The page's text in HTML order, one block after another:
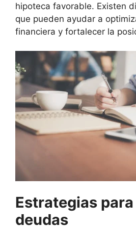
hipoteca favorable. Existen
que pueden ayudar a
financiera y fortalecer la
Estrategias
deudas